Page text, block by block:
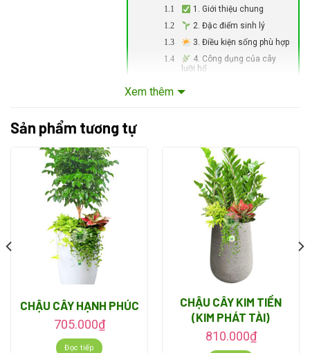
1. Giới thiệu chung
2. Đặc điểm sinh lý
3. Điều kiện sống phù hợp
4. Công dụng của cây
lưỡi hổ
Hợp mệnh gì?
Xem thêm
Sản phẩm tương tự
CHẬU CÂY HẠNH PHÚC
705.000₫
Đọc tiếp
CHẬU CÂY KIM TIỀN
(KIM PHÁT TÀI)
810.000₫